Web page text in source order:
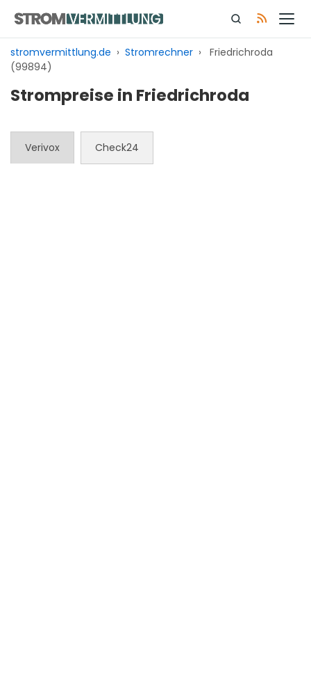
Inhalt
springen
stromvermittlung.de › Stromrechner › Friedrichroda
(99894)
Strompreise in Friedrichroda
Verivox Check24